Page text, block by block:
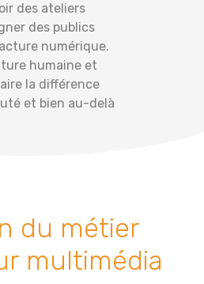
des ateliers
des publics
numérique.
humaine et
la différence
et bien au-delà
du métier
multimédia